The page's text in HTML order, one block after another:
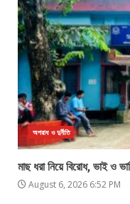
অপরাধ ও দুর্নীতি
মাছ ধরা নিয়ে বিরোধ, ভাই ও
August 6, 2026 6:52 PM